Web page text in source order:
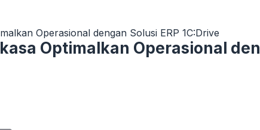
Operasional dengan Solusi ERP 1C:Drive
Optimalkan Operasional